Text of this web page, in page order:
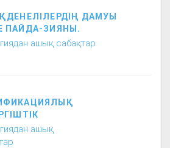
ДАМУЫ
ПАЙДА-ЗИЯНЫ.
ашық сабақтар
ашық